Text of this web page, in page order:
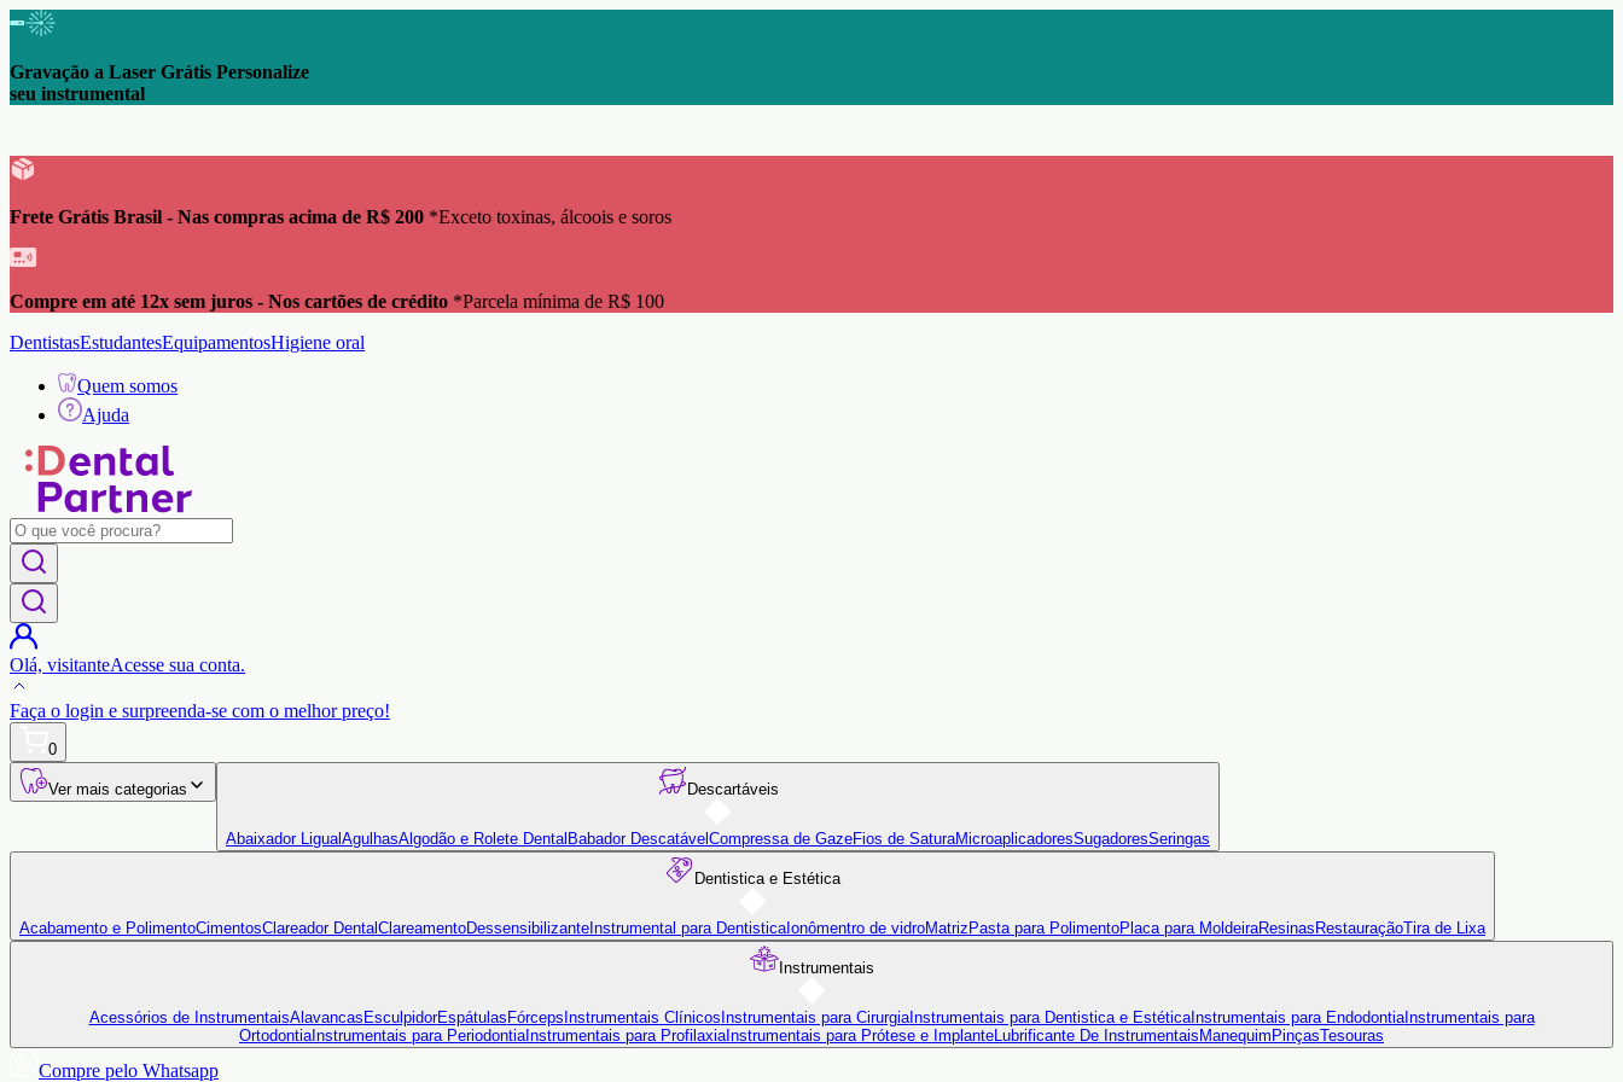
Gravação a Laser Grátis Personalize
seu instrumental
Frete Grátis Brasil - Nas compras acima de R$ 200 *Exceto toxinas, álcoois e soros
Compre em até 12x sem juros - Nos cartões de crédito *Parcela mínima de R$ 100
DentistasEstudantesEquipamentosHigiene oral
Quem somos
Ajuda
Olá, visitanteAcesse sua conta.
Faça o login e surpreenda-se com o melhor preço!
0
Ver mais categorias Descartáveis
Abaixador Ligual AgulhasAlgodão e Rolete Dental Babador Descatável Compressa de GazeFios de SaturaMicroaplicadoresSugadoresSeringas
Dentistica e Estética
Acabamento e PolimentoCimentosClareador Dental ClareamentoDessensibilizante Instrumental para Dentistica Ionômentro de vidroMatriz Pasta para PolimentoPlaca para MoldeiraResinas RestauraçãoTira de Lixa
Instrumentais
Acessórios de InstrumentaisAlavancas EsculpidorEspátulas Fórceps Instrumentais Clínicos Instrumentais para CirurgiaInstrumentais para Dentistica e EstéticaInstrumentais para EndodontiaInstrumentais para
Ortodontia Instrumentais para Periodontia Instrumentais para Profilaxia Instrumentais para Prótese e Implante Lubrificante De Instrumentais Manequim PinçasTesouras
Compre pelo Whatsapp